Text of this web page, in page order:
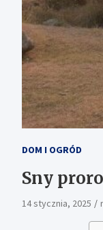
DOM I OGRÓD
Sny
14 stycznia, 2025